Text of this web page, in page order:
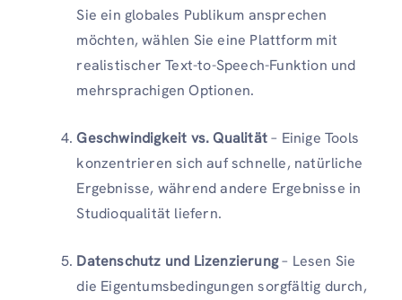
Sie ein globales Publikum ansprechen
möchten, wählen Sie eine Plattform mit
realistischer Text-to-Speech-Funktion und
mehrsprachigen Optionen.
Geschwindigkeit vs. Qualität– Einige Tools
konzentrieren sich auf schnelle, natürliche
Ergebnisse, während andere Ergebnisse in
Studioqualität liefern.
Datenschutz und Lizenzierung– Lesen Sie
die Eigentumsbedingungen sorgfältig durch,